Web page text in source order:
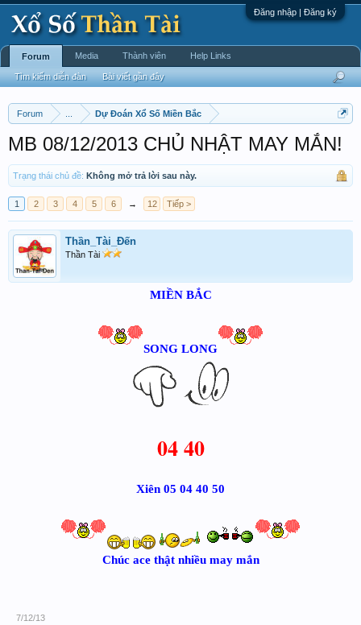
Đăng nhập | Đăng ký
Forum Dự Đoán Xổ Số Miền Bắc
MB 08/12/2013 CHỦ NHẬT MAY MẮN!
Trạng thái chủ đề: Không mở trả lời sau này.
1 2 3 4 5 6 → 12 Tiếp >
Thần_Tài_Đến
Thần Tài
MIỀN BẮC
SONG LONG
04 40
Xiên 05 04 40 50
Chúc ace thật nhiều may mắn
7/12/13
Forum
Tìm kiếm diễn đàn Bài viết gần đây
Media Thành viên Help Links